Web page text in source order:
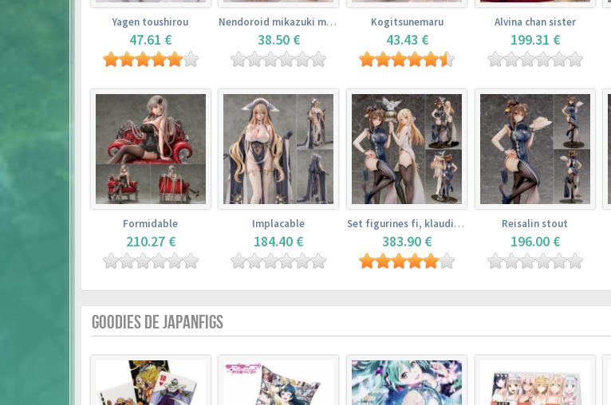
Yagen toushirou
47.61 €
Nendoroid mikazuki munechika
38.50 €
Kogitsunemaru
43.43 €
Alvina chan sister
199.31 €
Formidable
210.27 €
Implacable
184.40 €
Set figurines fi, klaudia valentz, reisalin stout
383.90 €
Reisalin stout
196.00 €
GOODIES DE JAPANFIGS